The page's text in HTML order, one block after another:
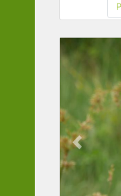
Previous